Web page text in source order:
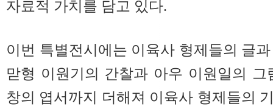
자료적 가치를 담고 있다.
이번 특별전시에는 이육사 형제들의 글
맏형 이원기의 간찰과 아우 이원일의
창의 엽서까지 더해져 이육사 형제들의